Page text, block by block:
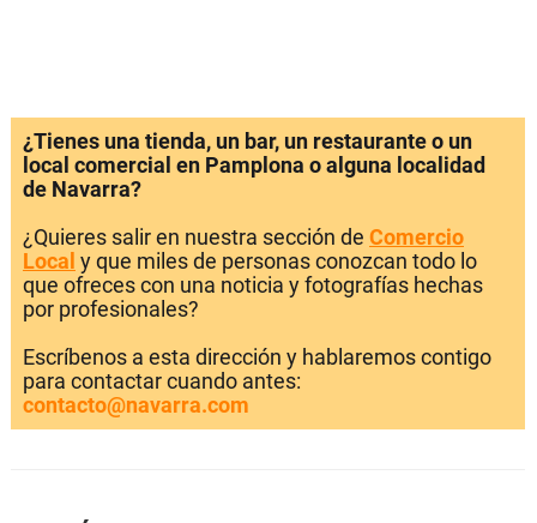
¿Tienes una tienda, un bar, un restaurante o un
local comercial en Pamplona o alguna localidad
de Navarra?
¿Quieres salir en nuestra sección de Comercio
Local y que miles de personas conozcan todo lo
que ofreces con una noticia y fotografías hechas
por profesionales?
Escríbenos a esta dirección y hablaremos contigo
para contactar cuando antes:
contacto@navarra.com